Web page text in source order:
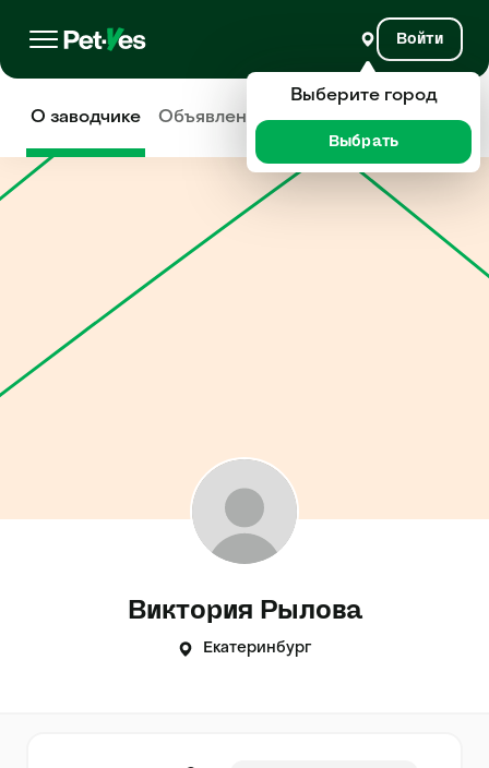
Войти
О заводчике Объявления Отзывы
Виктория Рылова
Екатеринбург
Выберите город
Выбрать